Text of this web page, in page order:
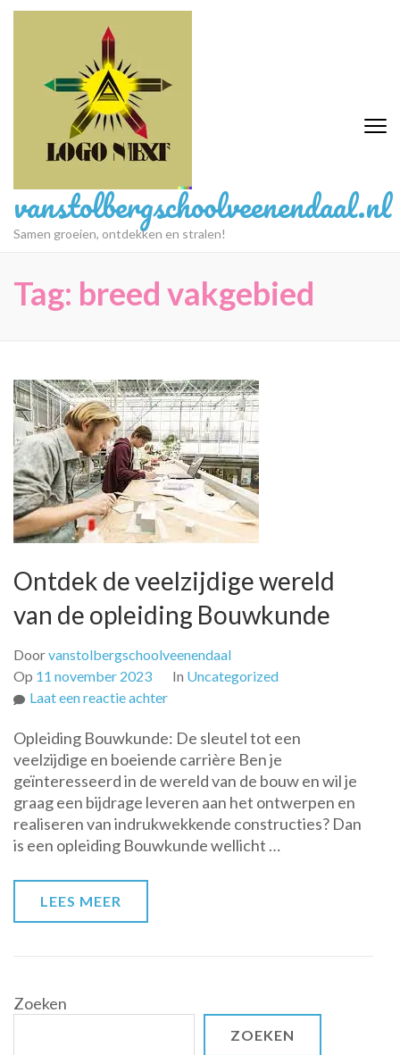
Ga
vanstolbergschoolveenendaal.nl
Samen groeien, ontdekken en stralen!
Tag: breed vakgebied
Ontdek de veelzijdige wereld
van de opleiding Bouwkunde
Doorvanstolbergschoolveenendaal
Op 11 november 2023 In Uncategorized
Laat een reactie achterop
de
veelzijdige
wereld
van
de
opleiding
Opleiding Bouwkunde: De sleutel tot een
veelzijdige en boeiende carrière Ben je
geïnteresseerd in de wereld van de bouw en wil je
graag een bijdrage leveren aan het ontwerpen en
realiseren van indrukwekkende constructies? Dan
is een opleiding Bouwkunde wellicht …
LEES MEER
Zoeken
ZOEKEN